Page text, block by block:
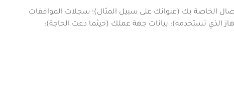
الخاصة بك (عنوانك على سبيل المثال)؛ سجلات الموافقات
الذي تستخدمه)؛ بيانات جهة عملك (حيثما دعت الحاجة)؛